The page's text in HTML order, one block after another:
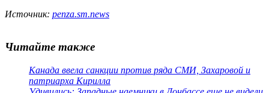
Источник: penza.sm.news
Читайте также
Канада ввела санкции против ряда СМИ, Захаровой и
патриарха Кирилла